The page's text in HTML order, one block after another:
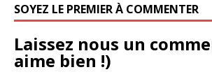
SOYEZ LE PREMIER À COMMENTER
Laissez nous un
aime bien !)